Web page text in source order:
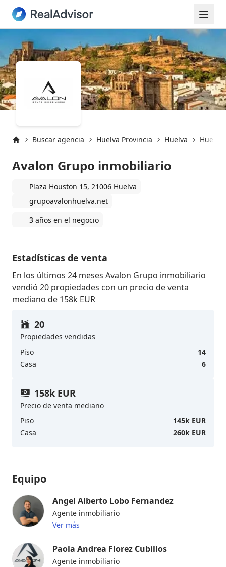
Buscar agencia Huelva Provincia Huelva Huelva
Avalon Grupo inmobiliario
Plaza Houston 15, 21006 Huelva
grupoavalonhuelva.net
3 años en el negocio
Estadísticas de venta
En los últimos 24 meses Avalon Grupo inmobiliario
vendió 20 propiedades con un precio de venta
mediano de 158k EUR
20
Propiedades vendidas
Piso
14
Casa
6
158k EUR
Precio de venta mediano
Piso
145k EUR
Casa
260k EUR
Equipo
Angel Alberto Lobo Fernandez
Agente inmobiliario
Ver más
Paola Andrea Florez Cubillos
Agente inmobiliario